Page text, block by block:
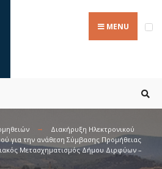
MENU
Διακήρυξη Ηλεκτρονικού
για την ανάθεση Σύμβασης Προμήθειας
Μετασχηματισμός Δήμου Διρφύων –